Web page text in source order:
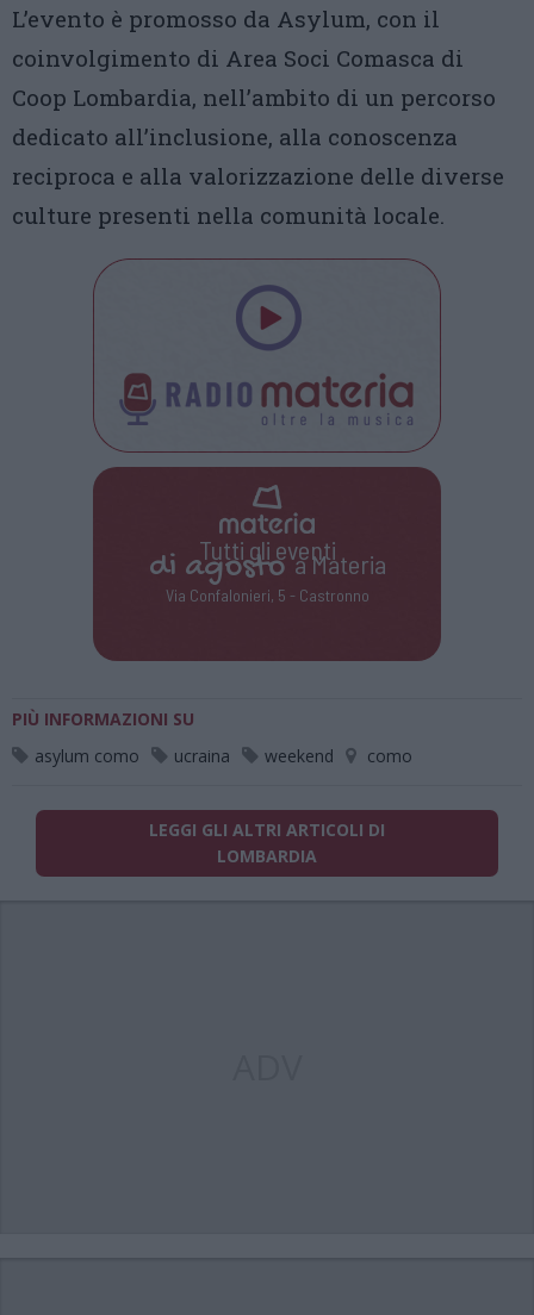
L’evento è promosso da Asylum, con il
coinvolgimento di Area Soci Comasca di
Coop Lombardia, nell’ambito di un percorso
dedicato all’inclusione, alla conoscenza
reciproca e alla valorizzazione delle diverse
culture presenti nella comunità locale.
Tutti gli eventi
di agostoa Materia
Via Confalonieri, 5 - Castronno
PIÙ INFORMAZIONI SU
asylum como
ucraina weekend como
LEGGI GLI ALTRI ARTICOLI DI
LOMBARDIA